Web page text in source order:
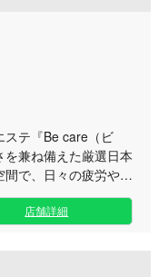
ステ『Be care（ビ
兼ね備えた厳選日本
で、日々の疲労やス
当店の看板メニュー
容成分を贅沢に配合
効果と胸が高鳴るよ
店舗詳細